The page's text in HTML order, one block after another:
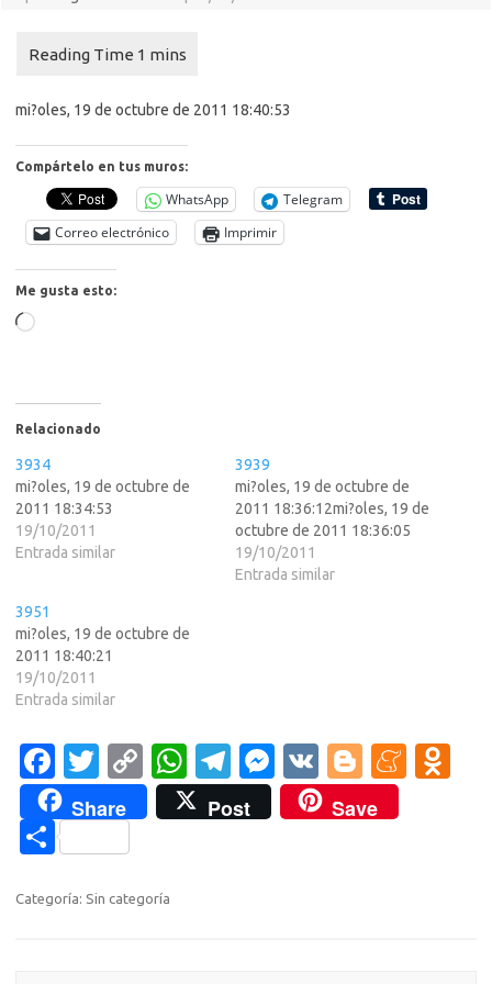
mi?oles, 19 de octubre de 2011 18:40:53
Compártelo en tus muros:
WhatsApp
Telegram
Correo electrónico
Imprimir
Me gusta esto:
Cargando...
Relacionado
3934
mi?oles, 19 de octubre de
2011 18:34:53
19/10/2011
Entrada similar
3939
mi?oles, 19 de octubre de
2011 18:36:12mi?oles, 19 de
octubre de 2011 18:36:05
19/10/2011
Entrada similar
3951
mi?oles, 19 de octubre de
2011 18:40:21
19/10/2011
Entrada similar
Fa
c
e
b
o
T
w
it
te
r
C
o
p
Li
W
h
at
T
el
e
M
es
se
V
K
Bl
o
g
M
Share Post Save
C
m
Categoría: Sin categoría